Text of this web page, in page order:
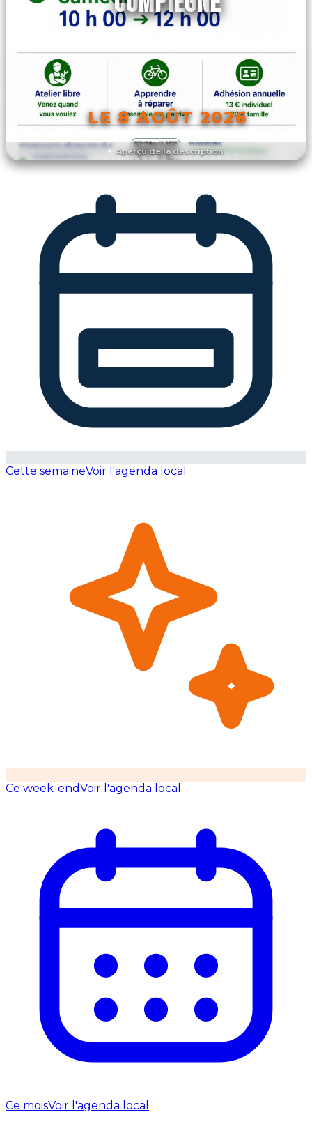
Aperçu de la description
LE 8 AOÛT 2026
DÉCOUVRIR L'ÉVÉNEMENT
Cette semaineVoir l'agenda local
Ce week-endVoir l'agenda local
Ce moisVoir l'agenda local